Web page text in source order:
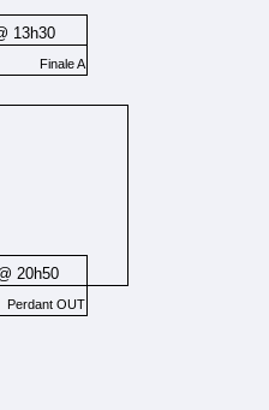
13h30
Finale A
20h50
Perdant OUT